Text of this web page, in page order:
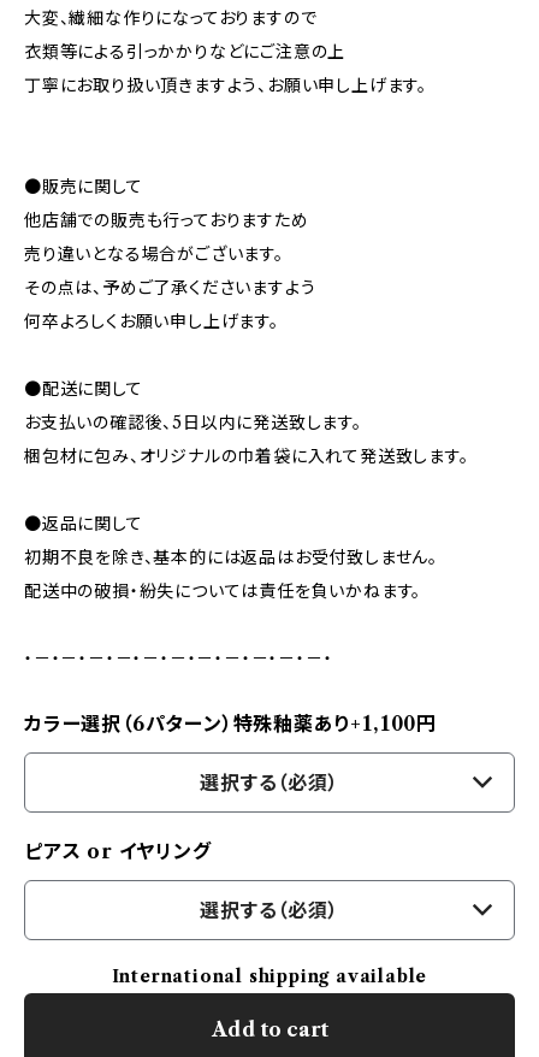
大変、繊細な作りになっておりますので
衣類等による引っかかりなどにご注意の上
丁寧にお取り扱い頂きますよう、お願い申し上げます。
●販売に関して
他店舗での販売も行っておりますため
売り違いとなる場合がございます。
その点は、予めご了承くださいますよう
何卒よろしくお願い申し上げます。
●配送に関して
お支払いの確認後、5日以内に発送致します。
梱包材に包み、オリジナルの巾着袋に入れて発送致します。
●返品に関して
初期不良を除き、基本的には返品はお受付致しません。
配送中の破損・紛失については責任を負いかねます。
・－・－・－・－・－・－・－・－・－・－・－・
カラー選択（6パターン）特殊釉薬あり+1,100円
選択する（必須）
ピアス or イヤリング
選択する（必須）
International shipping available
Add to cart